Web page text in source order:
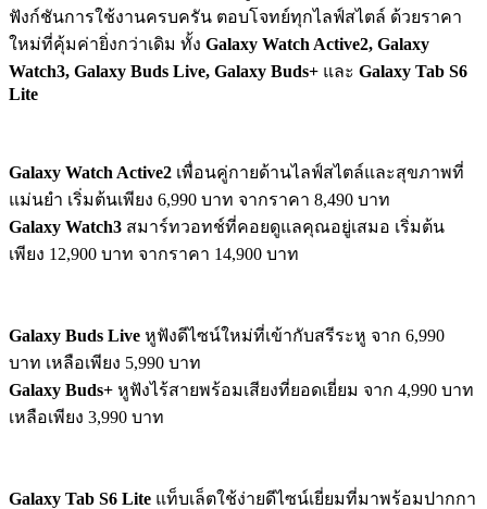
ฟังก์ชันการใช้งานครบครัน ตอบโจทย์ทุกไลฟ์สไตล์ ด้วยราคา
ใหม่ที่คุ้มค่ายิ่งกว่าเดิม ทั้ง Galaxy Watch Active2, Galaxy
Watch3, Galaxy Buds Live, Galaxy Buds+ และ Galaxy Tab S6
Lite
Galaxy Watch Active2 เพื่อนคู่กายด้านไลฟ์สไตล์และสุขภาพที่
แม่นยำ เริ่มต้นเพียง 6,990 บาท จากราคา 8,490 บาท
Galaxy Watch3 สมาร์ทวอทช์ที่คอยดูแลคุณอยู่เสมอ เริ่มต้น
เพียง 12,900 บาท จากราคา 14,900 บาท
Galaxy Buds Live หูฟังดีไซน์ใหม่ที่เข้ากับสรีระหู จาก 6,990
บาท เหลือเพียง 5,990 บาท
Galaxy Buds+ หูฟังไร้สายพร้อมเสียงที่ยอดเยี่ยม จาก 4,990 บาท
เหลือเพียง 3,990 บาท
Galaxy Tab S6 Lite แท็บเล็ตใช้ง่ายดีไซน์เยี่ยมที่มาพร้อมปากกา